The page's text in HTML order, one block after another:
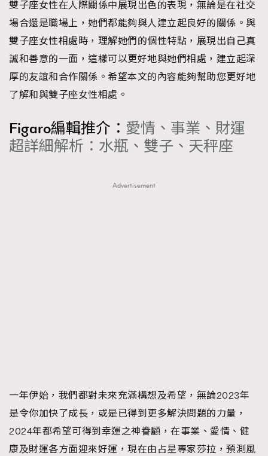
雙子座女性在人際關係中展現出色的表現，無論是在社交
場合還是職場上，她們都能夠與人建立起良好的關係。與
雙子座女性相處時，理解她們的個性特點，展現出自己真
誠和善意的一面，這樣可以更好地與她們相處，建立起深
厚的友誼和合作關係。希望本文的內容能夠幫助您更好地
了解和與雙子座女性相處。
Figaro編輯推介： 愛情、事業、財運
超詳細解析：水瓶、雙子、天秤座
Advertisement
一年伊始，我們都對未來充滿構想及希望，無論2023年
是令你加快了成長，或是已得到更多解決問題的力量，
2024年都希望可得到幸運之神眷顧，在事業、愛情、健
康及財運各方面迎來好運，現在由占星專家莎拉，預測風